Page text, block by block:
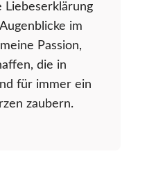
Liebeserklärung
im
Passion,
die in
für immer ein
zaubern.